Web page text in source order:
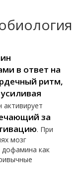
в ответ на
ритм,
активирует
за
. При
мозг
дофамина как